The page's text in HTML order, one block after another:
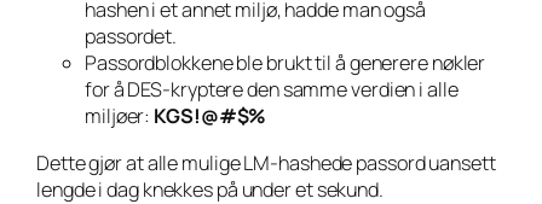
hashen i et annet miljø, hadde man også
passordet.
Passordblokkene ble brukt til å generere nøkler
for å DES-kryptere den samme verdien i alle
miljøer: KGS!@#$%
Dette gjør at alle mulige LM-hashede passord uansett
lengde i dag knekkes på under et sekund.